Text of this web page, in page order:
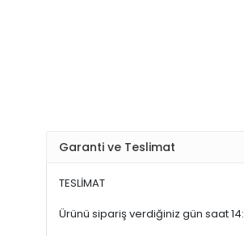
Garanti ve Teslimat
TESLİMAT
Ürünü sipariş verdiğiniz gün saat